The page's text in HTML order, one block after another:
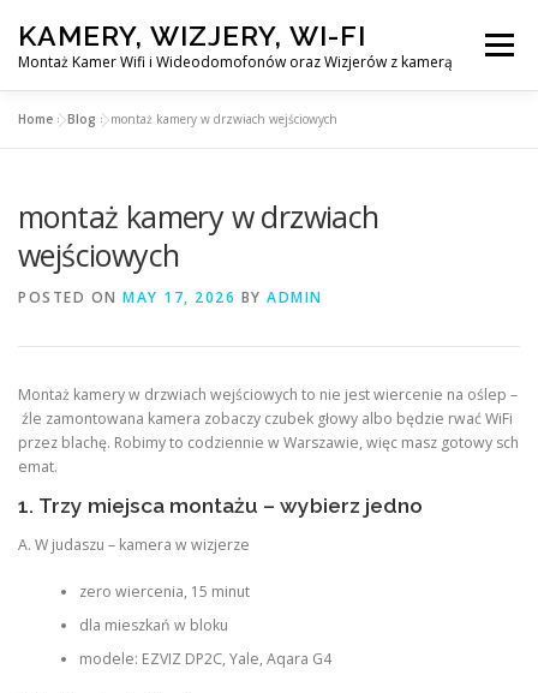
content
KAMERY, WIZJERY, WI-FI
Montaż Kamer Wifi i Wideodomofonów oraz Wizjerów z kamerą
Menu
MONTAŻ WIDEDOMOFONÓW
KONTAKT
EN
Home »Blog »montaż kamery w drzwiach wejściowych
montaż kamery w drzwiach
wejściowych
POSTED ON MAY 17, 2026 BY ADMIN
Montaż kamery w drzwiach wejściowych to nie jest wiercenie na oślep –
źle zamontowana kamera zobaczy czubek głowy albo będzie rwać WiFi
przez blachę. Robimy to codziennie w Warszawie, więc masz gotowy sch
emat.
1. Trzy miejsca montażu – wybierz jedno
A. W judaszu – kamera w wizjerze
zero wiercenia, 15 minut
dla mieszkań w bloku
modele: EZVIZ DP2C, Yale, Aqara G4